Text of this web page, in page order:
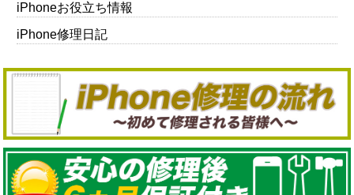
iPhoneお役立ち情報
iPhone修理日記